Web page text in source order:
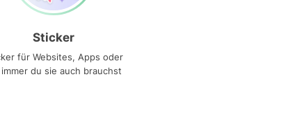
Sticker
für Websites, Apps oder
du sie auch brauchst